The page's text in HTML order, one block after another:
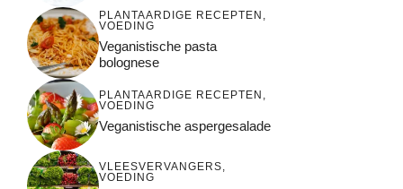
PLANTAARDIGE RECEPTEN ,
VOEDING
Veganistische pasta
bolognese
PLANTAARDIGE RECEPTEN ,
VOEDING
Veganistische aspergesalade
VLEESVERVANGERS,
VOEDING